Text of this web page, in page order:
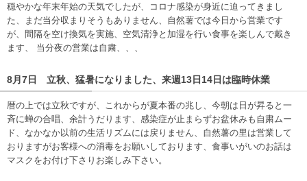
穏やかな年末年始の天気でしたが、コロナ感染が身近に迫ってきまし
た、まだ当分収まりそうもありません、自然薯では今日から営業です
が、間隔を空け換気を実施、空気清浄と加湿を行い食事を楽しんで戴き
ます、 当分夜の営業は自粛、、、
8月7日 立秋、猛暑になりました、来週13日14日は臨時休業
暦の上では立秋ですが、これからが夏本番の兆し、今朝は日が昇ると一
斉に蝉の合唱、余計うだります、感染症が止まらずお盆休みも自粛ムー
ド、なかなか以前の生活リズムには戻りません、自然薯の里は営業して
おりますがお客様への消毒をお願いしております、食事いがいのお話は
マスクをお付け下さりお楽しみ下さい。